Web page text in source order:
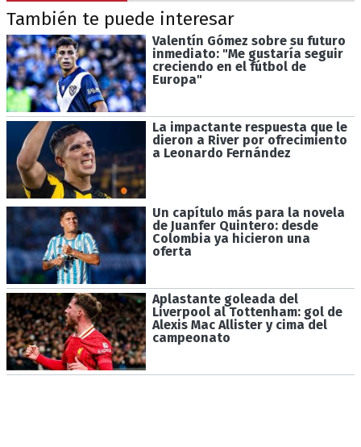
También te puede interesar
Valentín Gómez sobre su futuro
inmediato: "Me gustaría seguir
creciendo en el fútbol de
Europa"
La impactante respuesta que le
dieron a River por ofrecimiento
a Leonardo Fernández
Un capítulo más para la novela
de Juanfer Quintero: desde
Colombia ya hicieron una
oferta
Aplastante goleada del
Liverpool al Tottenham: gol de
Alexis Mac Allister y cima del
campeonato